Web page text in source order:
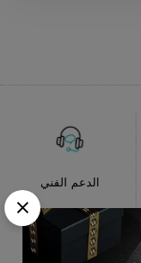
الدعم الفني